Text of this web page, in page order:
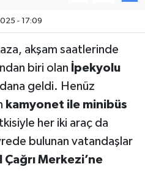
- 17:09
akşam saatlerinde
biri olan İpekyolu
geldi. Henüz
kamyonet ile minibüs
her iki araç da
bulunan vatandaşlar
Çağrı Merkezi’ne